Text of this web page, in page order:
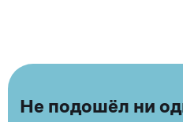
Не подошёл ни